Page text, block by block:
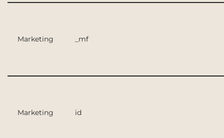
Marketing _mf
Marketing id